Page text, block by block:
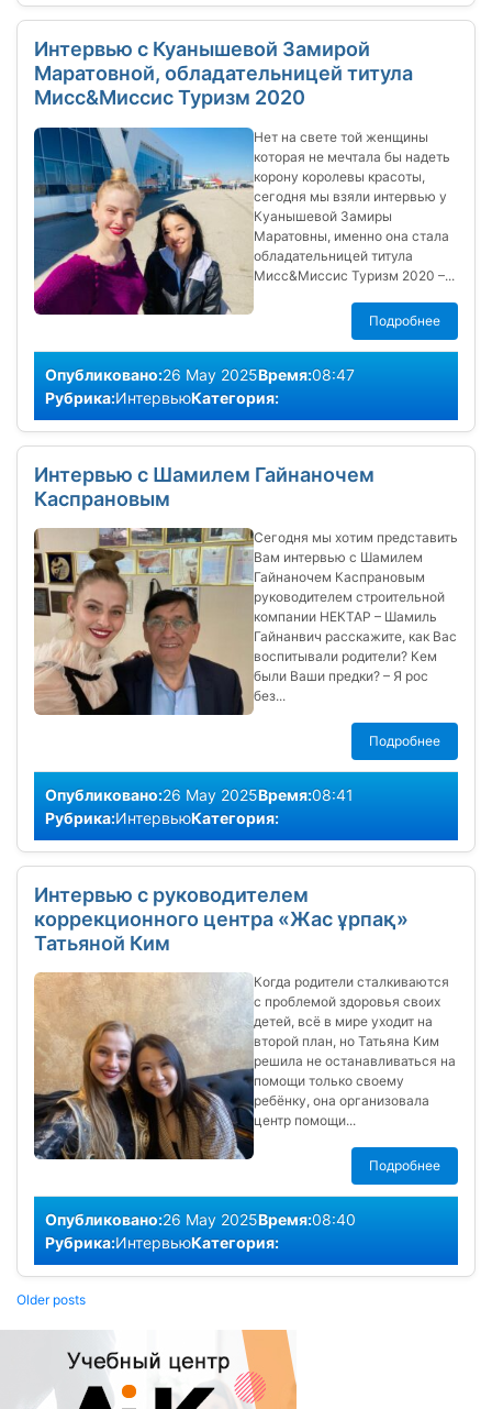
Интервью с Куанышевой Замирой
Маратовной, обладательницей титула
Мисс&Миссис Туризм 2020
Нет на свете той женщины
которая не мечтала бы надеть
корону королевы красоты,
сегодня мы взяли интервью у
Куанышевой Замиры
Маратовны, именно она стала
обладательницей титула
Мисс&Миссис Туризм 2020 –...
Подробнее
Опубликовано:26 May 2025Время:08:47
Рубрика:ИнтервьюКатегория:
Интервью с Шамилем Гайнаночем
Каспрановым
Сегодня мы хотим представить
Вам интервью с Шамилем
Гайнаночем Каспрановым
руководителем строительной
компании НЕКТАР – Шамиль
Гайнанвич расскажите, как Вас
воспитывали родители? Кем
были Ваши предки? – Я рос
без...
Подробнее
Опубликовано:26 May 2025Время:08:41
Рубрика:ИнтервьюКатегория:
Интервью с руководителем
коррекционного центра «Жас ұрпақ»
Татьяной Ким
Когда родители сталкиваются
с проблемой здоровья своих
детей, всё в мире уходит на
второй план, но Татьяна Ким
решила не останавливаться на
помощи только своему
ребёнку, она организовала
центр помощи...
Подробнее
Опубликовано:26 May 2025Время:08:40
Рубрика:ИнтервьюКатегория:
Posts
navigation
Older posts